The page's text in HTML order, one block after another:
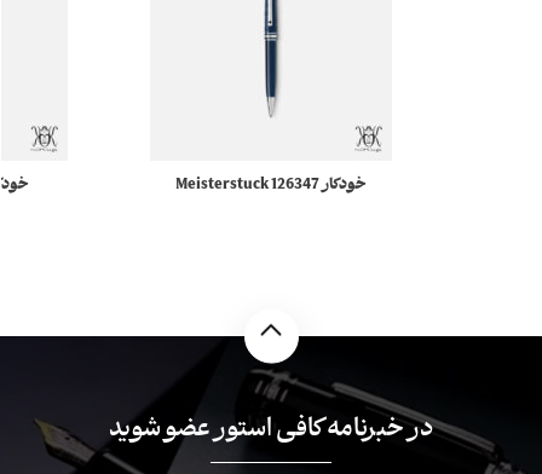
خودکار 126347 Meisterstuck
در خبرنامه کافی استور عضو شوید